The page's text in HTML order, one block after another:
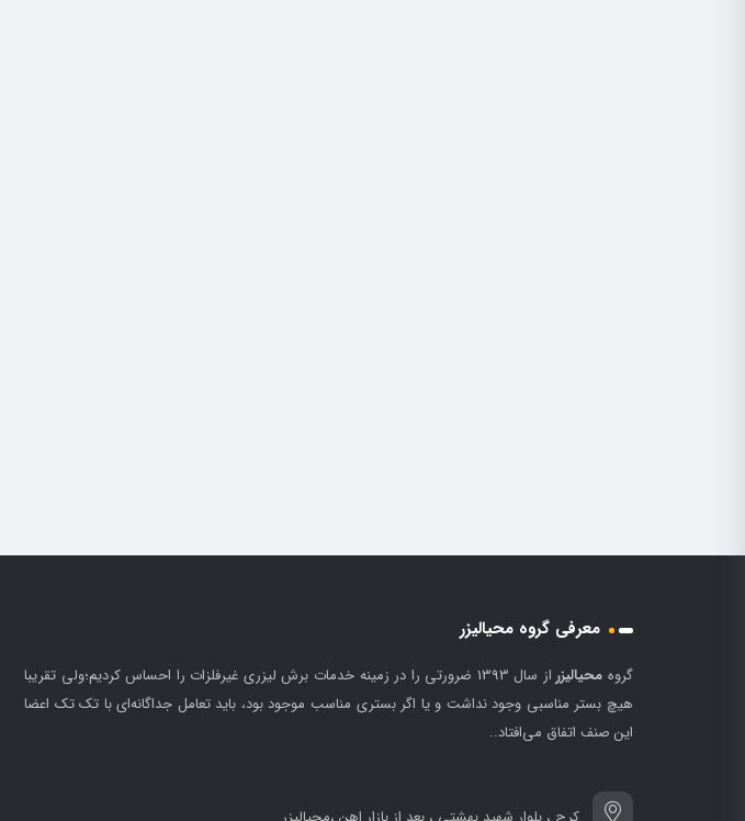
معرفی گروه محیالیزر
گروه محیالیزر
از سال 1393 ضرورتی را در زمینه خدمات برش لیزری غیرفلزات را احساس کردیم؛ولی تقریبا
هیچ بستر مناسبی وجود نداشت و یا اگر بستری مناسب موجود بود، باید تعامل جداگانه‌ای با تک تک اعضا
این صنف اتفاق می‌افتاد..